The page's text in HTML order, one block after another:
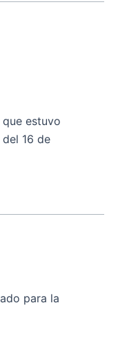
estuvo
16 de
para la